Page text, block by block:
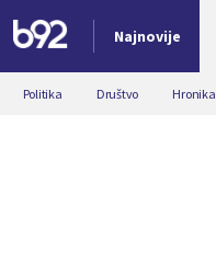
Najnovije
Nova vest
Politika Društvo Hronika